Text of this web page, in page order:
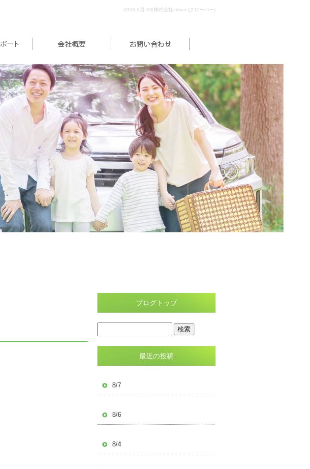
2026 2月 23|株式会社clover (クローバー)
ブログトップ
最近の投稿
8/7
8/6
8/4